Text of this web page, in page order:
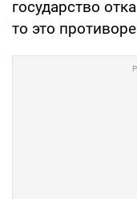
государство
то это